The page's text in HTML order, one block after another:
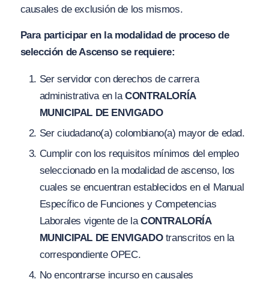
causales de exclusión de los mismos.
Para participar en la modalidad de proceso de
selección de Ascenso se requiere:
Ser servidor con derechos de carrera
administrativa en laCONTRALORÍA
MUNICIPAL DE ENVIGADO
Ser ciudadano(a) colombiano(a) mayor de edad.
Cumplir con los requisitos mínimos del empleo
seleccionado en la modalidad de ascenso, los
cuales se encuentran establecidos en el Manual
Específico de Funciones y Competencias
Laborales vigente de laCONTRALORÍA
MUNICIPAL DE ENVIGADOtranscritos en la
correspondiente OPEC.
No encontrarse incurso en causales